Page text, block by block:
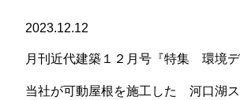
2023.12.12
月刊近代建築１２月号『特集 環境
当社が可動屋根を施工した 河口湖